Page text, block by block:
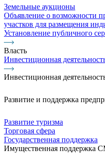
Земельные аукционы
Объявление о возможности
участков для размещения
Установление публичного
Власть
Инвестиционная
Инвестиционная
Развитие и поддержка
Развитие туризма
Торговая сфера
Государственная поддержка
Имущественная поддержка